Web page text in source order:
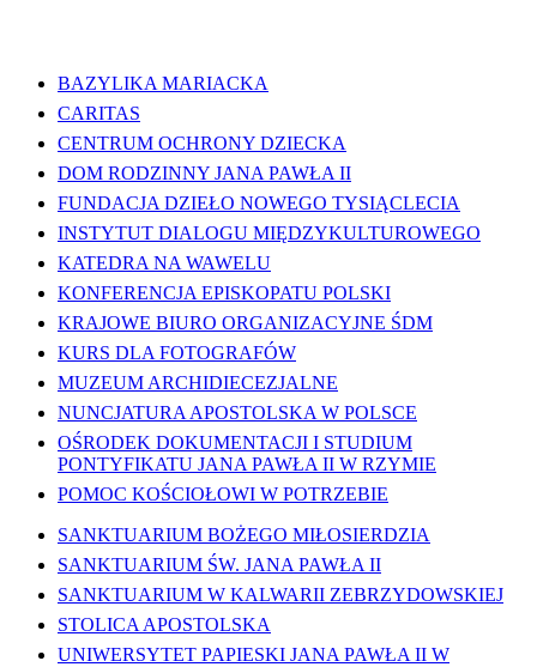
BAZYLIKA MARIACKA
CARITAS
CENTRUM OCHRONY DZIECKA
DOM RODZINNY JANA PAWŁA II
FUNDACJA DZIEŁO NOWEGO TYSIĄCLECIA
INSTYTUT DIALOGU MIĘDZYKULTUROWEGO
KATEDRA NA WAWELU
KONFERENCJA EPISKOPATU POLSKI
KRAJOWE BIURO ORGANIZACYJNE ŚDM
KURS DLA FOTOGRAFÓW
MUZEUM ARCHIDIECEZJALNE
NUNCJATURA APOSTOLSKA W POLSCE
OŚRODEK DOKUMENTACJI I STUDIUM
PONTYFIKATU JANA PAWŁA II W RZYMIE
POMOC KOŚCIOŁOWI W POTRZEBIE
SANKTUARIUM BOŻEGO MIŁOSIERDZIA
SANKTUARIUM ŚW. JANA PAWŁA II
SANKTUARIUM W KALWARII ZEBRZYDOWSKIEJ
STOLICA APOSTOLSKA
UNIWERSYTET PAPIESKI JANA PAWŁA II W